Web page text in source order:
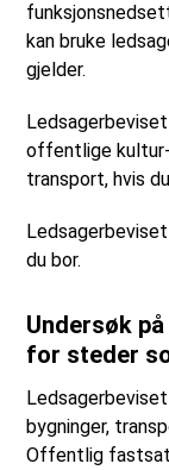
kan bruke
gjelder.
offentlige
transport, hvis
du bor.
Undersøk
for steder
bygninger,
Offentlig